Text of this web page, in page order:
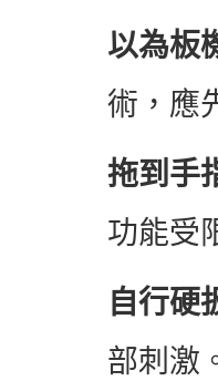
以為板
術，應
拖到手
功能受
自行硬
部刺激